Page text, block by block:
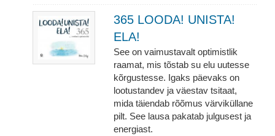
365 LOODA! UNISTA!
ELA!
See on vaimustavalt optimistlik
raamat, mis tõstab su elu uutesse
kõrgustesse. Igaks päevaks on
lootustandev ja väestav tsitaat,
mida täiendab rõõmus värviküllane
pilt. See lausa pakatab julgusest ja
energiast.